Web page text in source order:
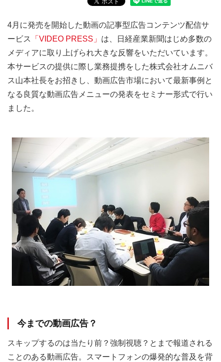
4月に発売を開始した動画の記事型広告コンテンツ配信サ
ービス
「VIDEO PRESS」 は、日経産業新聞はじめ多数の
メディアに取り上げられ大きな反響をいただいています。
本サービスの提供に際し業務提携をした株式会社オムニバ
ス山本社長をお招きし、動画広告市場において最新事例と
なる良質な動画広告メニューの発表をセミナー形式で行い
ました。
今までの動画広告？
スキップするのは当たり前？強制視聴？とまで報道される
ことのある動画広告。スマートフォンの爆発的な普及を背